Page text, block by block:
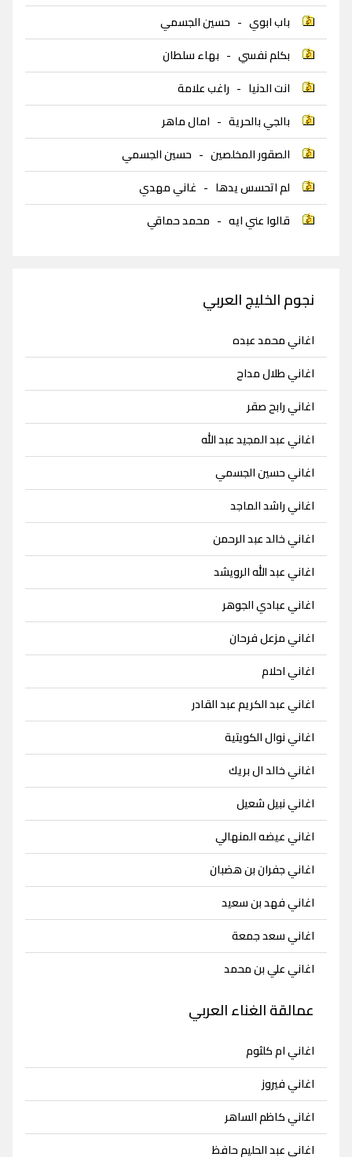
باب ابوي - حسين الجسمي
بكلم نفسي - بهاء سلطان
انت الدنيا - راغب علامة
بالجي بالحرية - امال ماهر
الصقور المخلصين - حسين الجسمي
لم اتحسس يدها - غاني مهدي
قالوا عني ايه - محمد حماقي
نجوم الخليج العربي
اغاني محمد عبده
اغاني طلال مداح
اغاني رابح صقر
اغاني عبد المجيد عبد الله
اغاني حسين الجسمي
اغاني راشد الماجد
اغاني خالد عبد الرحمن
اغاني عبد الله الرويشد
اغاني عبادي الجوهر
اغاني مزعل فرحان
اغاني احلام
اغاني عبد الكريم عبد القادر
اغاني نوال الكويتية
اغاني خالد ال بريك
اغاني نبيل شعيل
اغاني عيضه المنهالي
اغاني جفران بن هضبان
اغاني فهد بن سعيد
اغاني سعد جمعة
اغاني علي بن محمد
عمالقة الغناء العربي
اغاني ام كلثوم
اغاني فيروز
اغاني كاظم الساهر
اغاني عبد الحليم حافظ